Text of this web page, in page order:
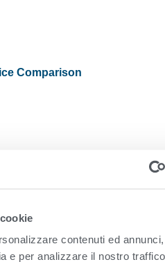
contenuti ed
e per analizzare il nostro
Comparison